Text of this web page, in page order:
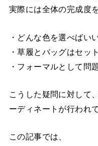
実際には全体の完成度
・どんな色を選べばい
・草履とバッグはセッ
・フォーマルとして問
こうした疑問に対して
ーディネートが行われ
この記事では、